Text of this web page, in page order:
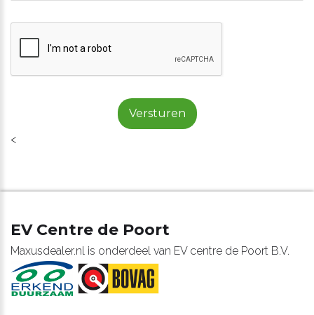
Versturen
<
EV Centre de Poort
Maxusdealer.nl is onderdeel van EV centre de Poort B.V.